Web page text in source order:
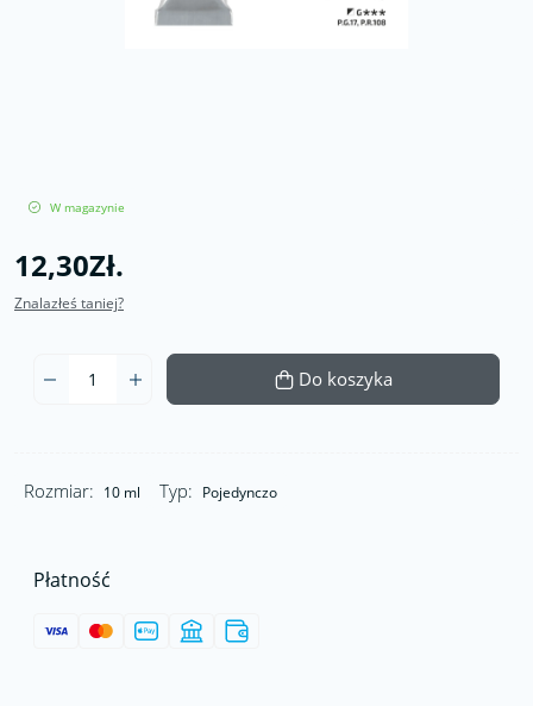
W magazynie
12,30Zł.
Znalazłeś taniej?
Do koszyka
Rozmiar: 10 ml Typ: Pojedynczo
Płatność